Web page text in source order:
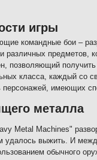
игры
командные бои –
различных предметов,
позволяющий
класса, каждый со
персонажей, имеющих
металла
Metal Machines"
удалось выжить. И
обычного